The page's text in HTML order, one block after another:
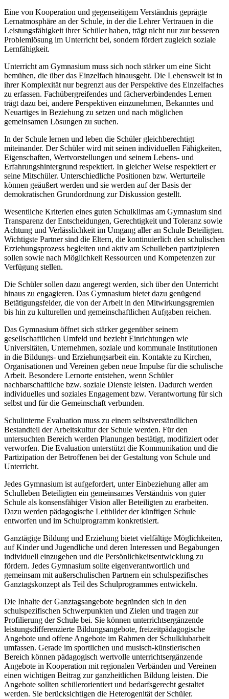
Eine von Kooperation und gegenseitigem Verständnis geprägte
Lernatmosphäre an der Schule, in der die Lehrer Vertrauen in die
Leistungsfähigkeit ihrer Schüler haben, trägt nicht nur zur besseren
Problemlösung im Unterricht bei, sondern fördert zugleich soziale
Lernfähigkeit.
Unterricht am Gymnasium muss sich noch stärker um eine Sicht
bemühen, die über das Einzelfach hinausgeht. Die Lebenswelt ist in
ihrer Komplexität nur begrenzt aus der Perspektive des Einzelfaches
zu erfassen. Fachübergreifendes und fächerverbindendes Lernen
trägt dazu bei, andere Perspektiven einzunehmen, Bekanntes und
Neuartiges in Beziehung zu setzen und nach möglichen
gemeinsamen Lösungen zu suchen.
In der Schule lernen und leben die Schüler gleichberechtigt
miteinander. Der Schüler wird mit seinen individuellen Fähigkeiten,
Eigenschaften, Wertvorstellungen und seinem Lebens- und
Erfahrungshintergrund respektiert. In gleicher Weise respektiert er
seine Mitschüler. Unterschiedliche Positionen bzw. Werturteile
können geäußert werden und sie werden auf der Basis der
demokratischen Grundordnung zur Diskussion gestellt.
Wesentliche Kriterien eines guten Schulklimas am Gymnasium sind
Transparenz der Entscheidungen, Gerechtigkeit und Toleranz sowie
Achtung und Verlässlichkeit im Umgang aller an Schule Beteiligten.
Wichtigste Partner sind die Eltern, die kontinuierlich den schulischen
Erziehungsprozess begleiten und aktiv am Schulleben partizipieren
sollen sowie nach Möglichkeit Ressourcen und Kompetenzen zur
Verfügung stellen.
Die Schüler sollen dazu angeregt werden, sich über den Unterricht
hinaus zu engagieren. Das Gymnasium bietet dazu genügend
Betätigungsfelder, die von der Arbeit in den Mitwirkungsgremien
bis hin zu kulturellen und gemeinschaftlichen Aufgaben reichen.
Das Gymnasium öffnet sich stärker gegenüber seinem
gesellschaftlichen Umfeld und bezieht Einrichtungen wie
Universitäten, Unternehmen, soziale und kommunale Institutionen
in die Bildungs- und Erziehungsarbeit ein. Kontakte zu Kirchen,
Organisationen und Vereinen geben neue Impulse für die schulische
Arbeit. Besondere Lernorte entstehen, wenn Schüler
nachbarschaftliche bzw. soziale Dienste leisten. Dadurch werden
individuelles und soziales Engagement bzw. Verantwortung für sich
selbst und für die Gemeinschaft verbunden.
Schulinterne Evaluation muss zu einem selbstverständlichen
Bestandteil der Arbeitskultur der Schule werden. Für den
untersuchten Bereich werden Planungen bestätigt, modifiziert oder
verworfen. Die Evaluation unterstützt die Kommunikation und die
Partizipation der Betroffenen bei der Gestaltung von Schule und
Unterricht.
Jedes Gymnasium ist aufgefordert, unter Einbeziehung aller am
Schulleben Beteiligten ein gemeinsames Verständnis von guter
Schule als konsensfähiger Vision aller Beteiligten zu erarbeiten.
Dazu werden pädagogische Leitbilder der künftigen Schule
entworfen und im Schulprogramm konkretisiert.
Ganztägige Bildung und Erziehung bietet vielfältige Möglichkeiten,
auf Kinder und Jugendliche und deren Interessen und Begabungen
individuell einzugehen und die Persönlichkeitsentwicklung zu
fördern. Jedes Gymnasium sollte eigenverantwortlich und
gemeinsam mit außerschulischen Partnern ein schulspezifisches
Ganztagskonzept als Teil des Schulprogrammes entwickeln.
Die Inhalte der Ganztagsangebote begründen sich in den
schulspezifischen Schwerpunkten und Zielen und tragen zur
Profilierung der Schule bei. Sie können unterrichtsergänzende
leistungsdifferenzierte Bildungsangebote, freizeitpädagogische
Angebote und offene Angebote im Rahmen der Schulklubarbeit
umfassen. Gerade im sportlichen und musisch-künstlerischen
Bereich können pädagogisch wertvolle unterrichtsergänzende
Angebote in Kooperation mit regionalen Verbänden und Vereinen
einen wichtigen Beitrag zur ganzheitlichen Bildung leisten. Die
Angebote sollten schülerorientiert und bedarfsgerecht gestaltet
werden. Sie berücksichtigen die Heterogenität der Schüler.